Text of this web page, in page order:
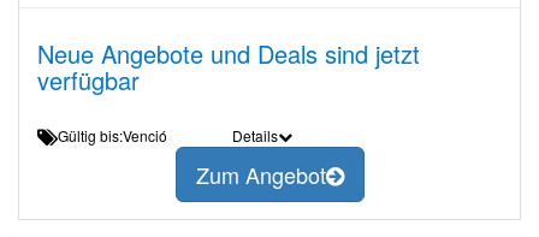
Neue Angebote und Deals sind jetzt
verfügbar
Gültig bis:Venció Details
Zum Angebot